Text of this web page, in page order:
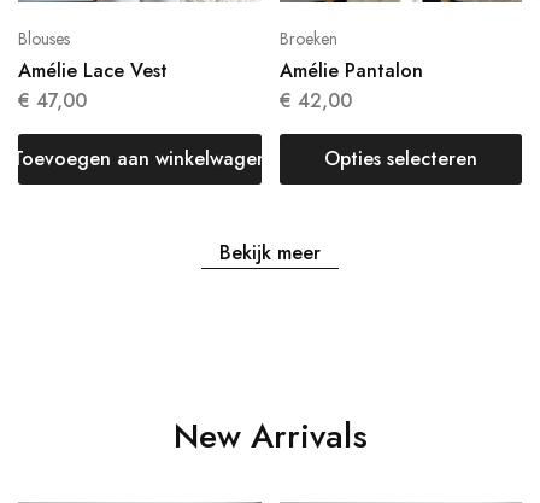
Blouses
Amélie Lace Vest
€ 47,00
Toevoegen aan winkelwagen
Broeken
Amélie Pantalon
€ 42,00
Opties selecteren
Bekijk meer
New Arrivals